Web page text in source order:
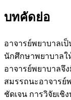
บทคัดย่อ
อาจารย์พยาบาล
นักศึกษาพยาบาล
อาจารย์พยาบาลจึ
สมรรถนะอาจารย์
ชัดเจน การวิจัยเชิ